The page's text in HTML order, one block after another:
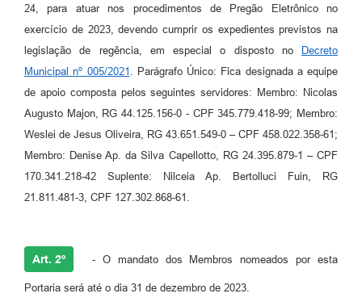
24, para atuar nos procedimentos de Pregão Eletrônico no
exercício de 2023, devendo cumprir os expedientes previstos na
legislação de regência, em especial o disposto no
Decreto
Municipal nº 005/2021 . Parágrafo Único: Fica designada a equipe
de apoio composta pelos seguintes servidores: Membro: Nicolas
Augusto Majon, RG 44.125.156-0 - CPF 345.779.418-99; Membro:
Weslei de Jesus Oliveira, RG 43.651.549-0 – CPF 458.022.358-61;
Membro: Denise Ap. da Silva Capellotto, RG 24.395.879-1 – CPF
170.341.218-42 Suplente: Nilceia Ap. Bertolluci Fuin, RG
21.811.481-3, CPF 127.302.868-61.
Art. 2º - O mandato dos Membros nomeados por esta
Portaria será até o dia 31 de dezembro de 2023.